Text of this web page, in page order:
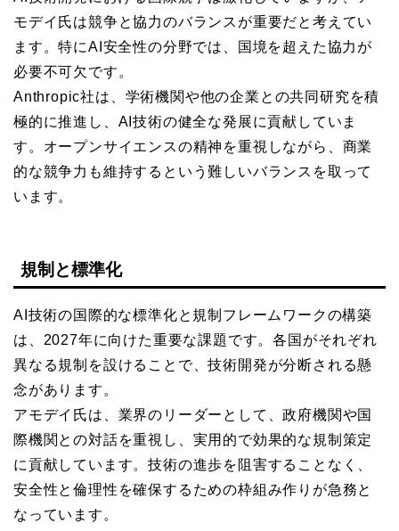
モデイ氏は競争と協力のバランスが重要だと考えてい
ます。特にAI安全性の分野では、国境を超えた協力が
必要不可欠です。
Anthropic社は、学術機関や他の企業との共同研究を積
極的に推進し、AI技術の健全な発展に貢献していま
す。オープンサイエンスの精神を重視しながら、商業
的な競争力も維持するという難しいバランスを取って
います。
規制と標準化
AI技術の国際的な標準化と規制フレームワークの構築
は、2027年に向けた重要な課題です。各国がそれぞれ
異なる規制を設けることで、技術開発が分断される懸
念があります。
アモデイ氏は、業界のリーダーとして、政府機関や国
際機関との対話を重視し、実用的で効果的な規制策定
に貢献しています。技術の進歩を阻害することなく、
安全性と倫理性を確保するための枠組み作りが急務と
なっています。